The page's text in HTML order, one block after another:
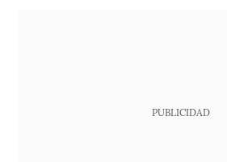
PUBLICIDAD